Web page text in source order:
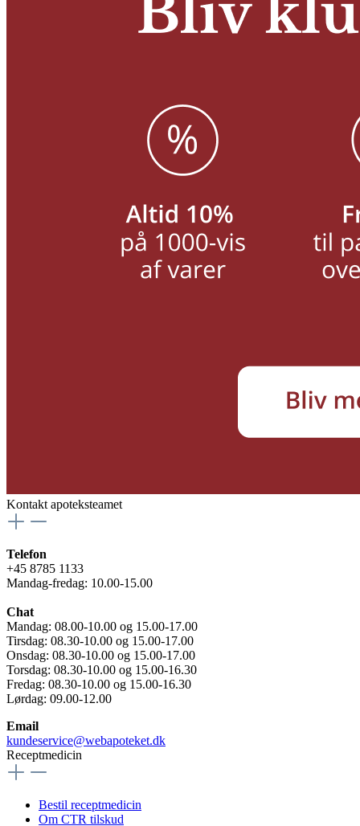
Kontakt apoteksteamet
Telefon
+45 8785 1133
Mandag-fredag: 10.00-15.00
Chat
Mandag: 08.00-10.00 og 15.00-17.00
Tirsdag: 08.30-10.00 og 15.00-17.00
Onsdag: 08.30-10.00 og 15.00-17.00
Torsdag: 08.30-10.00 og 15.00-16.30
Fredag: 08.30-10.00 og 15.00-16.30
Lørdag: 09.00-12.00
Email
kundeservice@webapoteket.dk
Receptmedicin
Bestil receptmedicin
Om CTR tilskud